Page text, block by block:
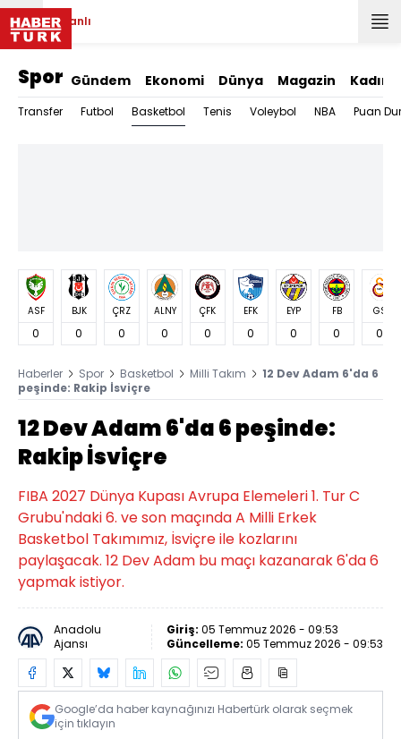
Canlı
Spor Gündem Ekonomi Dünya Magazin Kadın
Transfer Futbol Basketbol Tenis Voleybol NBA Puan
ASF
0
BJK
0
ÇRZ
0
ALNY
0
ÇFK
0
EFK
0
EYP
0
FB
0
GS
0
Haberler Spor Basketbol Milli Takım
12 Dev Adam 6'da 6
peşinde: Rakip İsviçre
12 Dev Adam 6'da 6 peşinde:
Rakip İsviçre
FIBA 2027 Dünya Kupası Avrupa Elemeleri 1. Tur C
Grubu'ndaki 6. ve son maçında A Milli Erkek
Basketbol Takımımız, İsviçre ile kozlarını
paylaşacak. 12 Dev Adam bu maçı kazanarak 6'da 6
yapmak istiyor.
Anadolu
Ajansı
Giriş: 05 Temmuz 2026 - 09:53
Güncelleme: 05 Temmuz 2026 - 09:53
Google’da haber kaynağınızı Habertürk olarak seçmek
için tıklayın